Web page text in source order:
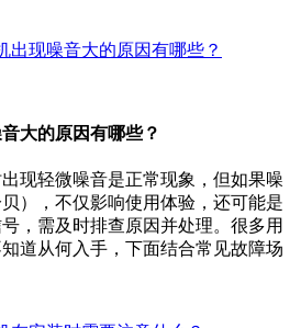
大的原因有哪些？
现轻微噪音是正常现象，但如果噪
），不仅影响使用体验，还可能是
，需及时排查原因并处理。很多用
道从何入手，下面结合常见故障场